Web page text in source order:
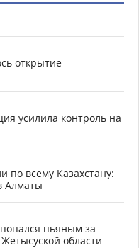
открытие
усилила контроль на
по всему Казахстану:
Алматы
пьяным за
области